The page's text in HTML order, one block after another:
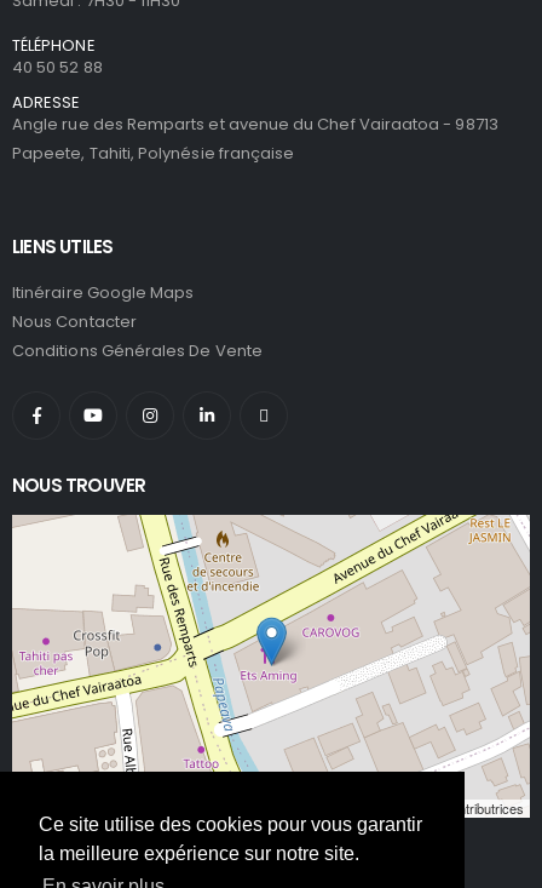
Ce site utilise des cookies pour vous garantir
la meilleure expérience sur notre site.
TÉLÉPHONE
40 50 52 88
ADRESSE
Angle rue des Remparts et avenue du Chef Vairaatoa - 98713
Papeete, Tahiti, Polynésie française
LIENS UTILES
Itinéraire Google Maps
Nous Contacter
Conditions Générales De Vente
NOUS TROUVER
contributeurs/contributrices